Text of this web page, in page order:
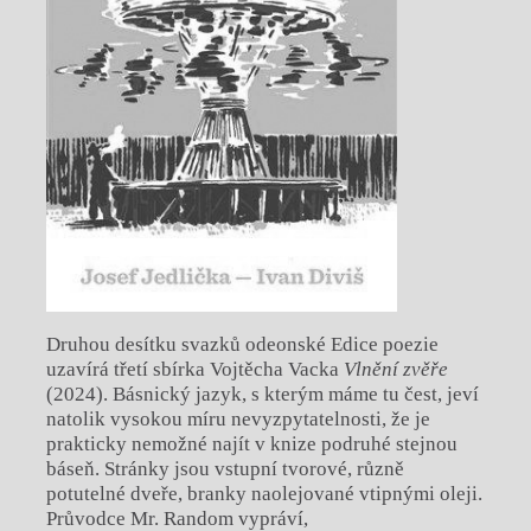
Druhou desítku svazků odeonské Edice poezie
uzavírá třetí sbírka Vojtěcha Vacka Vlnění zvěře
(2024). Básnický jazyk, s kterým máme tu čest, jeví
natolik vysokou míru nevyzpytatelnosti, že je
prakticky nemožné najít v knize podruhé stejnou
báseň. Stránky jsou vstupní tvorové, různě
potutelné dveře, branky naolejované vtipnými oleji.
Průvodce Mr. Random vypráví,